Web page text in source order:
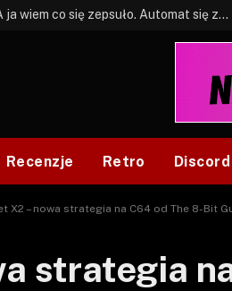
BONUS: Jak w tym kawale. A ja wiem co się zepsuło. Automat się zepsuł.
Recenzje Retro Discord
X2 – nowa strategia na C64 od The 8-Bit
strategia